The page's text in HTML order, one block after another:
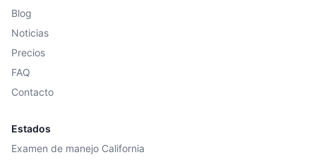
Blog
Noticias
Precios
FAQ
Contacto
Estados
Examen de manejo California